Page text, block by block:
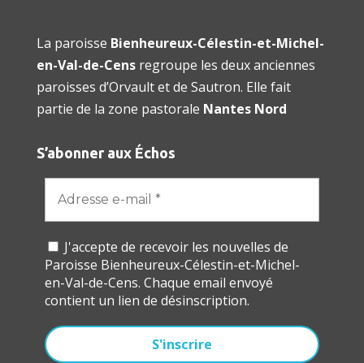
La paroisse Bienheureux-Célestin-et-Michel-
en-Val-de-Censregroupe les deux anciennes
paroisses d’Orvault et de Sautron. Elle fait
partie de la zone pastorale Nantes Nord
S’abonner aux Échos
J'accepte de recevoir les nouvelles de
Paroisse Bienheureux-Célestin-et-Michel-
en-Val-de-Cens. Chaque email envoyé
contient un lien de désinscription.